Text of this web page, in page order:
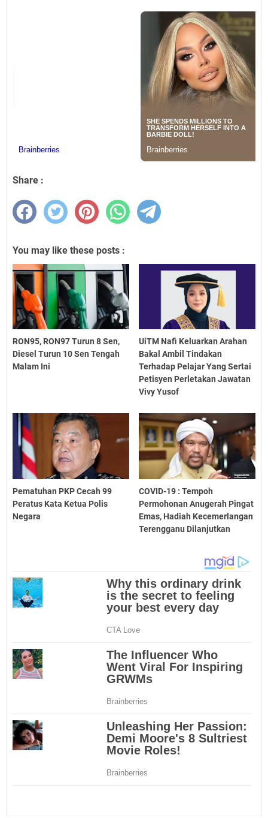
Share :
You may like these posts :
RON95, RON97 Turun 8 Sen,
Diesel Turun 10 Sen Tengah
Malam Ini
UiTM Nafi Keluarkan Arahan
Bakal Ambil Tindakan
Terhadap Pelajar Yang Sertai
Petisyen Perletakan Jawatan
Vivy Yusof
Pematuhan PKP Cecah 99
Peratus Kata Ketua Polis
Negara
COVID-19 : Tempoh
Permohonan Anugerah Pingat
Emas, Hadiah Kecemerlangan
Terengganu Dilanjutkan